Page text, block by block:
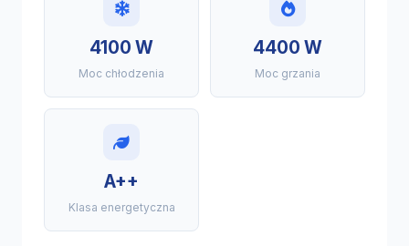
4100 W
Moc chłodzenia
4400 W
Moc grzania
A++
Klasa energetyczna